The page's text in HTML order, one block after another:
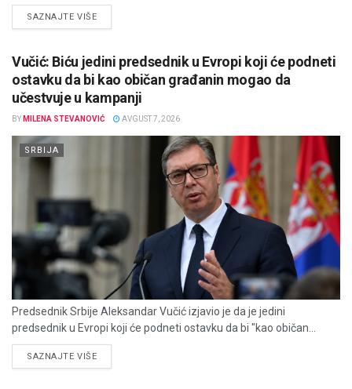
SAZNAJTE VIŠEDETAILS
Vučić: Biću jedini predsednik u Evropi koji će podneti
ostavku da bi kao običan građanin mogao da
učestvuje u kampanji
BY MILENA STEVANOVIĆ AVGUST 7, 2026
SRBIJA
Predsednik Srbije Aleksandar Vučić izjavio je da je jedini
predsednik u Evropi koji će podneti ostavku da bi "kao običan...
SAZNAJTE VIŠEDETAILS